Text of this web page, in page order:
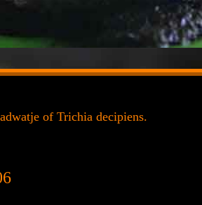
of Trichia decipiens.